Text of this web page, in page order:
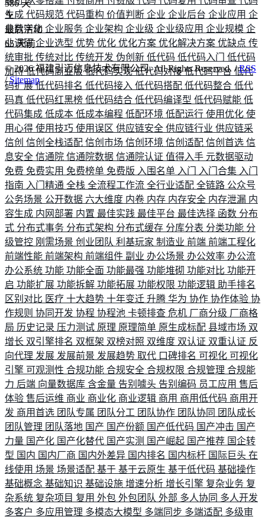
生成 代码规范 代码重构 价值判断 企业 企业后台 企业应用 企
业数字化 企业服务 企业架构 企业级 企业级应用 企业规模 企
业调研企业选型 优势 优化 优化方案 优化解决方案 优缺点 传
统审批 传统对比 传统开发 伪创新 低代码 低代码入门 低代码
加持低代码商业版低代码实现低代码对接低代码平台 低代
码扩展低代码排名 低代码接入 低代码搭配 低代码整合 低代
码真 低代码红黑榜 低代码结合 低代码编译型 低代码赋能 低
代码集成 低成本 低成本编程 低配环境 低配运行 使用优化 使
用心得 使用技巧 使用误区 供应链安全 供应链行业 供应链采
信创 信创全栈适配 信创市场 信创环境 信创适配 信创首选 信
息安全 信通院 信通院数据 信通院认证 值得入手 元数据驱动
免费 免费实用 免费榜单 免费版 入围名单 入门 入门合集 入门
指南 入门精通 全栈 全流程工作流 全行业适配 全链路 公众号
公务场景 公开数据 六大维度 内卷 内存 内存安全 内存泄漏 内
容生成 内网部署 内置 最佳实践 最佳平台 最佳选择 函数 分布
式 分布式事务 分布式架构 分布式缓存 分库分表 分类功能 分
级管控 刚需场景 创业团队 利基玩家 制造业 前端 前端工程化
前端性能 前端架构 前端组件 副业 办公场景 办公效率 办公流
办公系统 功能 功能全面 功能最强 功能堆砌 功能对比 功能开
启 功能扩展 功能拆解 功能拓展 功能权限 功能逻辑 助手排名
区别对比 医疗 十大趋势 十年变迁 升腾 华为 协作 协作体验 协
作规则 协同开发 协程 协程池 卡顿排查 危机 厂商分级 厂商格
局 历史记录 压力测试 原理 原理简单 原生成标配 县域市场 双
增长 双引擎排名 双框架 双榜对照 双维度 双认证 双重认证 反
向代理 发展 发展前景 发展趋势 取代 口碑排名 可视化 可视化
引擎 可观测性 合规功能 合规安全 合规权限 合规管理 合规能
力 后端 向量数据库 含金量 告别噱头 告别编码 员工应用 售后
体验 售后运维 商业 商业化 商业逻辑 商用 商用低代码 商用开
发 商用首选 团队专属 团队分工 团队协作 团队协同 团队成长
团队管理 团队落地 国产 国产份额 国产低代码 国产冲击 国产
力量 国产化 国产化替代 国产实测 国产崛起 国产推荐 国企转
型 国内 国内厂商 国内外差异 国内排名 国内标杆 国际巨头 在
线使用 场景 场景适配 基于 基于云原生 基于低代码 基础操作
基础概念 基础知识 基础设施 增速分析 增长引擎 复杂业务 复
杂系统 复杂项目 复用 外包 外包团队 外部 多人协同 多人开发
多客户 多应用管理 多模态大模型 多端同步 多端适配 多级审
586 天
最后活动
65 天前
©2026福建引迈信息技术有限公司. All Rights Reserved. /RSS
/Sitemap